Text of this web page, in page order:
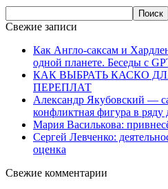
Свежие записи
Как Англо-саксам и
одной планете. Беседы с
КАК ВЫБРАТЬ КАСКО
ПЕРЕПЛАТ
Александр Якубовский —
конфликтная фигура в ряду
Мария Василькова:
Сергей Левченко:
оценка
Свежие комментарии